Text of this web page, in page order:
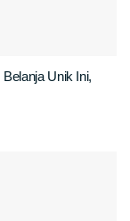
Unik Ini,